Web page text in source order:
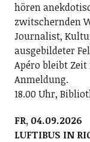
hören
zwitschernden
Journalist,
ausgebildeter
Apéro bleibt
Anmeldung.
18.00 Uhr,
FR, 04.09.2026
LUFTIBUS IN